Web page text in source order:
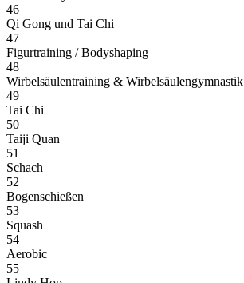
46
Qi Gong und Tai Chi
47
Figurtraining / Bodyshaping
48
Wirbelsäulentraining & Wirbelsäulengymnastik
49
Tai Chi
50
Taiji Quan
51
Schach
52
Bogenschießen
53
Squash
54
Aerobic
55